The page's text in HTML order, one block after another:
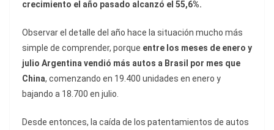
crecimiento el año pasado alcanzó el 55,6%.
Observar el detalle del año hace la situación mucho más
simple de comprender, porque entre los meses de enero y
julio Argentina vendió más autos a Brasil por mes que
China, comenzando en 19.400 unidades en enero y
bajando a 18.700 en julio.
Desde entonces, la caída de los patentamientos de autos